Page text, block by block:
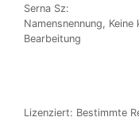
Ser­na Sz:
Namens­nen­nung,
Bearbeitung
Lizen­ziert: Bestimm­te